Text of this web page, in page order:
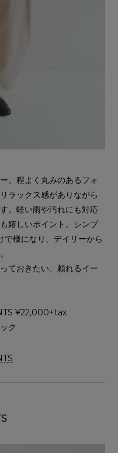
。程よく丸みのあるフォ
ラックス感がありながら
。軽い雨や汚れにも対応
嬉しいポイント。シンプ
で様になり、デイリーから
ておきたい、頼れるイー
¥22,000+tax
ク